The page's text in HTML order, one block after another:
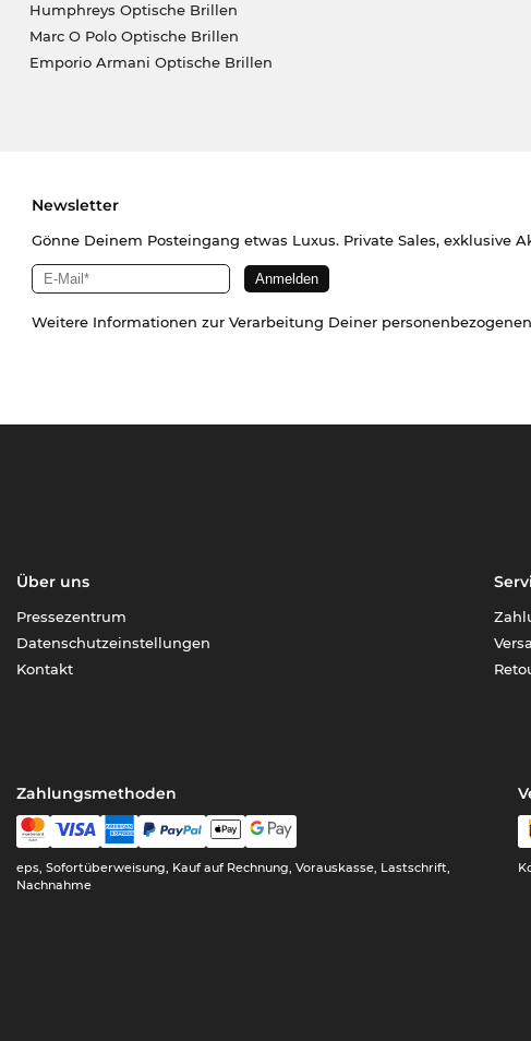
Humphreys Optische Brillen
Marc O Polo Optische Brillen
Emporio Armani Optische Brillen
Newsletter
Gönne Deinem Posteingang etwas Luxus. Private Sales, exklusive
Weitere Informationen zur Verarbeitung Deiner
Über uns
Pressezentrum
Datenschutzeinstellungen
Kontakt
Zahlungsmethoden
eps, Sofortüberweisung, Kauf auf Rechnung, Vorauskasse, Lastschrift,
Nachnahme